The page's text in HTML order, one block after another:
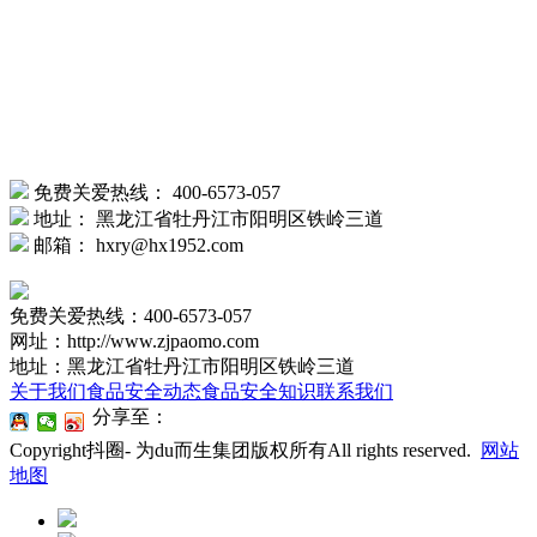
免费关爱热线：
400-6573-057
地址：
黑龙江省牡丹江市阳明区铁岭三道
邮箱：
hxry@hx1952.com
免费关爱热线：400-6573-057
网址：http://www.zjpaomo.com
地址：黑龙江省牡丹江市阳明区铁岭三道
关于我们食品安全动态食品安全知识联系我们
分享至：
Copyright抖圈- 为du而生集团版权所有All rights reserved.
网站
地图